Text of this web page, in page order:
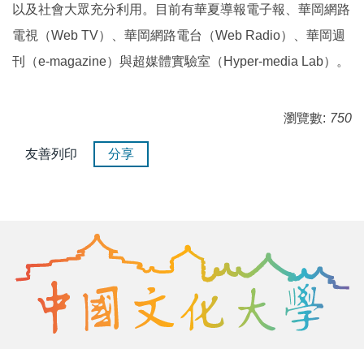
以及社會大眾充分利用。目前有華夏導報電子報、華岡網路
電視（Web TV）、華岡網路電台（Web Radio）、華岡週
刊（e-magazine）與超媒體實驗室（Hyper-media Lab）。
瀏覽數: 750
友善列印 分享